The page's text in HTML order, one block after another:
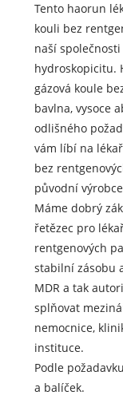
Tento haorun
kouli bez
naší
hydroskopicitu.
gázová koule
bavlna, vysoce
odlišného
vám líbí na
bez
původní
Máme dobrý
řetězec pro
rentgenových
stabilní zásobu
MDR a tak
splňovat
nemocnice,
instituce.
Podle
a balíček.